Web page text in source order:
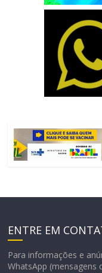
ENTRE EM
Para informações e
WhatsApp (mensagens